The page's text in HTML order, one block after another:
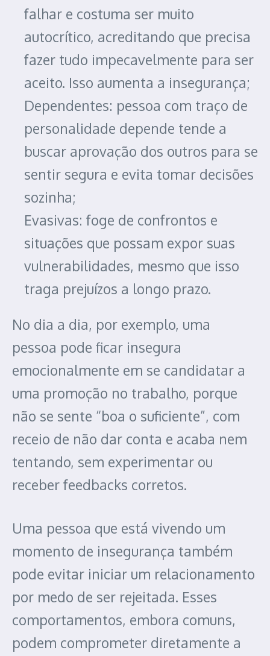
falhar e costuma ser muito
autocrítico, acreditando que precisa
fazer tudo impecavelmente para ser
aceito. Isso aumenta a insegurança;
Dependentes: pessoa com traço de
personalidade depende tende a
buscar aprovação dos outros para se
sentir segura e evita tomar decisões
sozinha;
Evasivas: foge de confrontos e
situações que possam expor suas
vulnerabilidades, mesmo que isso
traga prejuízos a longo prazo.
No dia a dia, por exemplo, uma
pessoa pode ficar insegura
emocionalmente em se candidatar a
uma promoção no trabalho, porque
não se sente “boa o suficiente”, com
receio de não dar conta e acaba nem
tentando, sem experimentar ou
receber feedbacks corretos.
Uma pessoa que está vivendo um
momento de insegurança também
pode evitar iniciar um relacionamento
por medo de ser rejeitada. Esses
comportamentos, embora comuns,
podem comprometer diretamente a